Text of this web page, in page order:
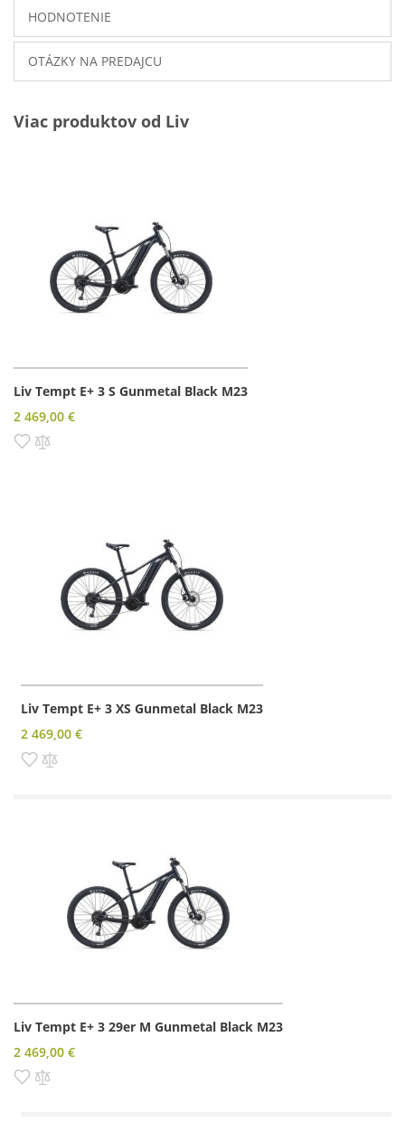
HODNOTENIE
OTÁZKY NA PREDAJCU
Viac produktov od Liv
Liv Tempt E+ 3 S Gunmetal Black M23
2 469,00 €
Pridať do zoznamu prianí
Liv Tempt E+ 3 XS Gunmetal Black M23
2 469,00 €
Pridať do zoznamu prianí
Liv Tempt E+ 3 29er M Gunmetal Black M23
2 469,00 €
Pridať do zoznamu prianí